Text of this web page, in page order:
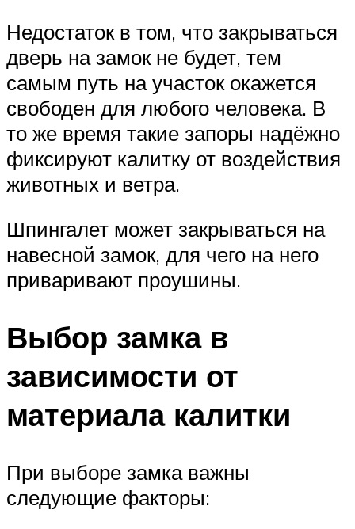
Недостаток в том, что закрываться
дверь на замок не будет, тем
самым путь на участок окажется
свободен для любого человека. В
то же время такие запоры надёжно
фиксируют калитку от воздействия
животных и ветра.
Шпингалет может закрываться на
навесной замок, для чего на него
приваривают проушины.
Выбор замка в
зависимости от
материала калитки
При выборе замка важны
следующие факторы: